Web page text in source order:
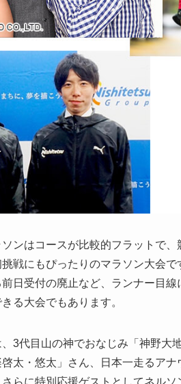
ンはコースが比較的フラットで
挑戦にもぴったりのマラソン大会
日受付の廃止など、ランナー目
る大会でもあります。
3代目山の神でおなじみ「神野大
太・悠太」さん、日本一走るア
らに特別応援ゲストとしてネル